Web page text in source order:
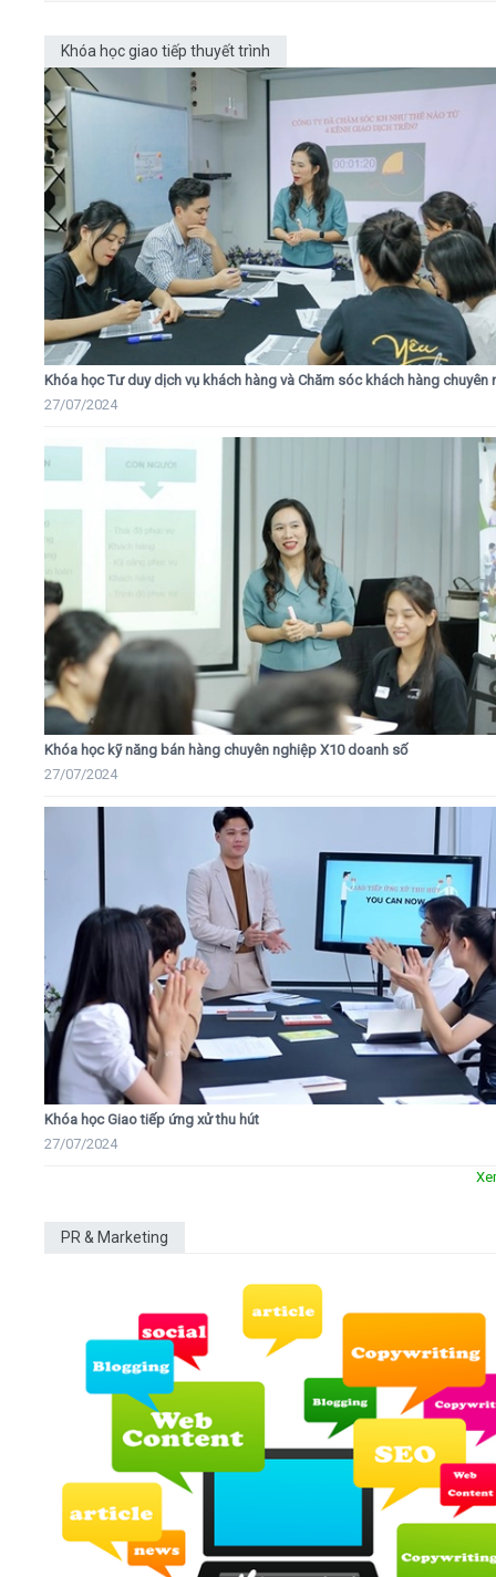
Khóa học giao tiếp thuyết trình
Khóa học Tư duy dịch vụ khách hàng và Chăm sóc khách hàng chuyên
27/07/2024
Khóa học kỹ năng bán hàng chuyên nghiệp X10 doanh số
27/07/2024
Khóa học Giao tiếp ứng xử thu hút
27/07/2024
PR & Marketing